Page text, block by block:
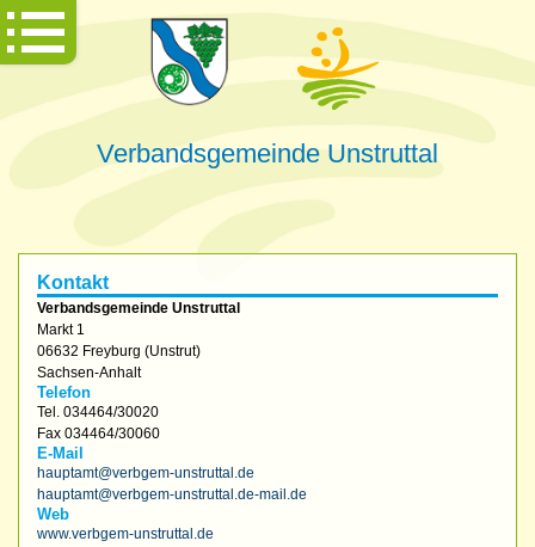
Verbandsgemeinde Unstruttal
Kontakt
Verbandsgemeinde Unstruttal
Markt 1
06632 Freyburg (Unstrut)
Sachsen-Anhalt
Telefon
Tel. 034464/30020
Fax 034464/30060
E-Mail
hauptamt@verbgem-unstruttal.de
hauptamt@verbgem-unstruttal.de-mail.de
Web
www.verbgem-unstruttal.de